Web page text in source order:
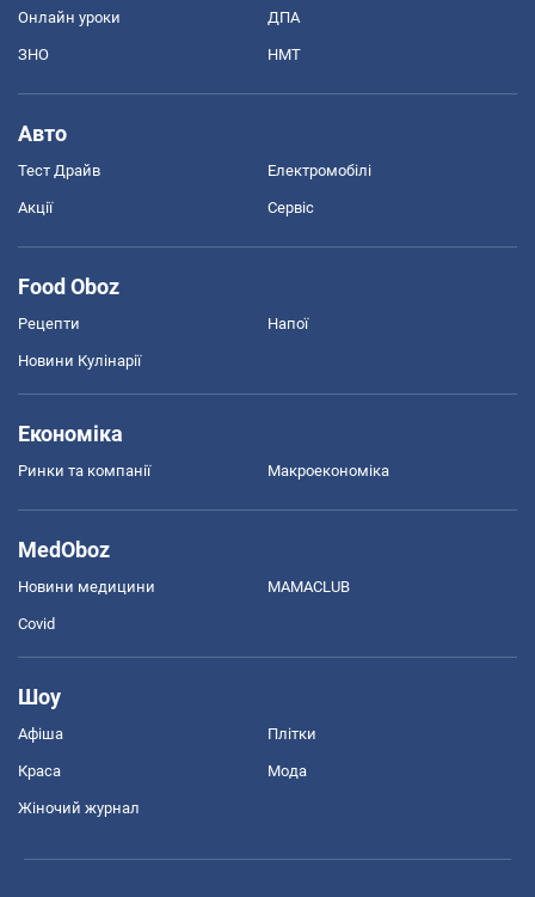
Онлайн уроки ДПА
ЗНО НМТ
Авто
Тест Драйв Електромобілі
Акції Сервіс
Food Oboz
Рецепти Напої
Новини Кулінарії
Економіка
Ринки та компанії Макроекономіка
MedOboz
Новини медицини MAMACLUB
Covid
Шоу
Афіша Плітки
Краса Мода
Жіночий журнал